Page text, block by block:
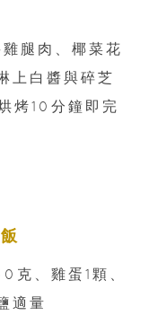
腿肉、椰菜花
上白醬與碎芝
烤10分鐘即完
克、雞蛋1顆、
適量